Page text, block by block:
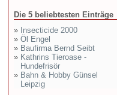
Die 5 beliebtesten Einträge
» Insecticide 2000
» Öl Engel
» Baufirma Bernd Seibt
» Kathrins Tieroase -
Hundefrisör
» Bahn & Hobby Günsel
Leipzig